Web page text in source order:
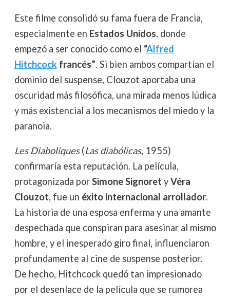
Este filme consolidó su fama fuera de Francia,
especialmente en Estados Unidos, donde
empezó a ser conocido como el “Alfred
Hitchcockfrancés”. Si bien ambos compartían el
dominio del suspense, Clouzot aportaba una
oscuridad más filosófica, una mirada menos lúdica
y más existencial a los mecanismos del miedo y la
paranoia.
Les Diaboliques(Las diabólicas, 1955)
confirmaría esta reputación. La película,
protagonizada porSimone Signoret yVéra
Clouzot, fue un éxito internacional arrollador.
La historia de una esposa enferma y una amante
despechada que conspiran para asesinar al mismo
hombre, y el inesperado giro final, influenciaron
profundamente al cine de suspense posterior.
De hecho, Hitchcock quedó tan impresionado
por el desenlace de la película que se rumorea